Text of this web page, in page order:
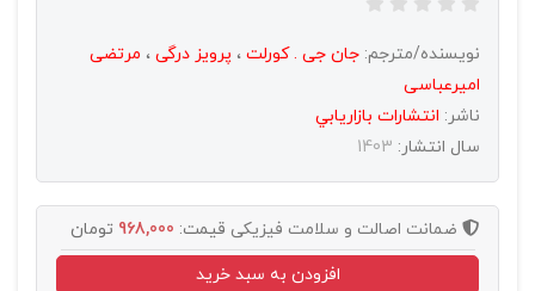
نویسنده/مترجم: جان جی . کورلت ، پرویز درگی ، مرتضی
امیرعباسی
ناشر: انتشارات بازاريابي
سال انتشار: 1403
ضمانت اصالت و سلامت فیزیکی قیمت: 968,000 تومان
افزودن به سبد خرید